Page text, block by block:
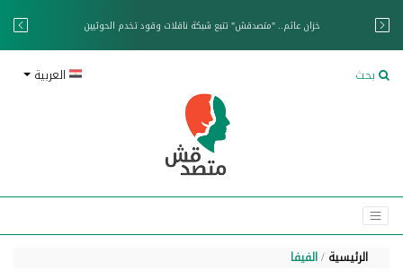
خزان عائم.. "متصدقش" تتبع شبكة ناقلات وقود تخدم الحوثيين
بحث العربية
الرئيسية الفيفا